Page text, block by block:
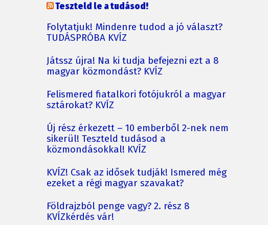
Teszteld le a tudásod!
Folytatjuk! Mindenre tudod a jó választ?
TUDÁSPRÓBA KVÍZ
Játssz újra! Na ki tudja befejezni ezt a 8
magyar közmondást? KVÍZ
Felismered fiatalkori fotójukról a magyar
sztárokat? KVÍZ
Új rész érkezett – 10 emberből 2-nek nem
sikerül! Teszteld tudásod a
közmondásokkal! KVÍZ
KVÍZ! Csak az idősek tudják! Ismered még
ezeket a régi magyar szavakat?
Földrajzból penge vagy? 2. rész 8
KVÍZkérdés vár!